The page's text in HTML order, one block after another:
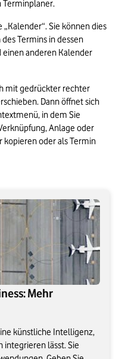
Terminplaner.
Sie können dies
Termins in dessen
einen anderen Kalender
mit gedrückter rechter
Dann öffnet sich
in dem Sie
Anlage oder
kopieren oder als Termin
Mehr
künstliche Intelligenz,
integrieren lässt. Sie